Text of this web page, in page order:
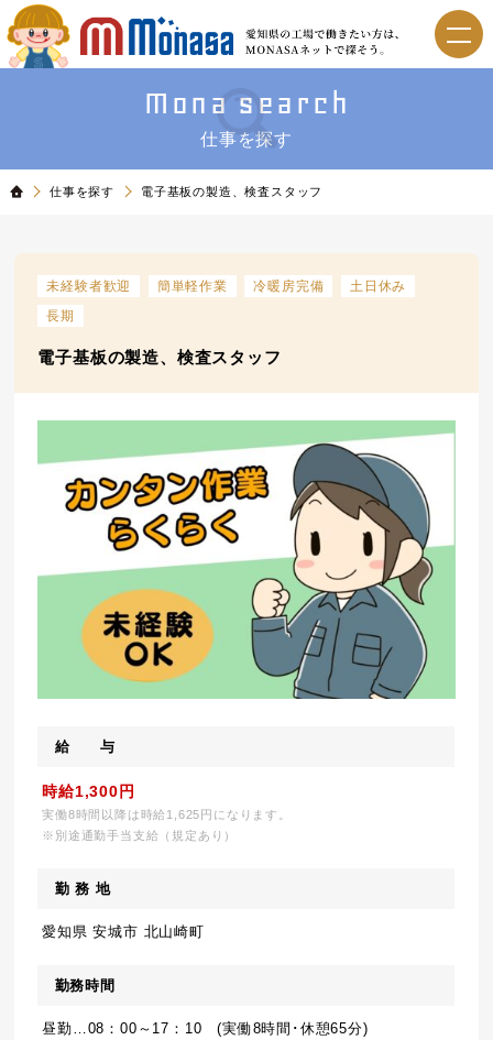
Mona search
仕事を探す
仕事を探す 電子基板の製造、検査スタッフ
未経験者歓迎 簡単軽作業 冷暖房完備
土日休み
長期
電子基板の製造、検査スタッフ
給 与
時給1,300円
実働8時間以降は時給1,625円になります。
※別途通勤手当支給（規定あり）
勤 務 地
愛知県 安城市 北山崎町
勤務時間
昼勤…08：00～17：10 (実働8時間･休憩65分)